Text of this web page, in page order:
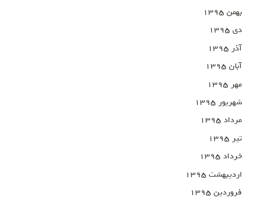
بهمن ۱۳۹۵
دی ۱۳۹۵
آذر ۱۳۹۵
آبان ۱۳۹۵
مهر ۱۳۹۵
شهریور ۱۳۹۵
مرداد ۱۳۹۵
تیر ۱۳۹۵
خرداد ۱۳۹۵
اردیبهشت ۱۳۹۵
فروردین ۱۳۹۵